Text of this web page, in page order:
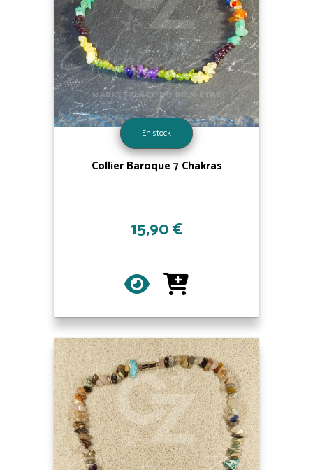
En stock
Collier Baroque 7 Chakras
15,90 €